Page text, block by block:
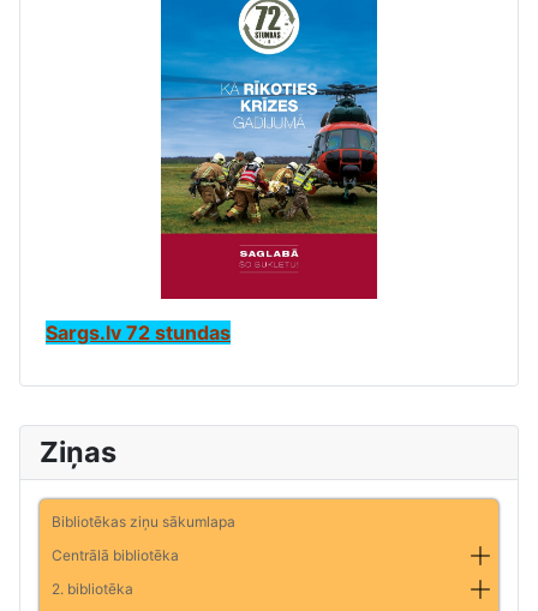
Ziņas
Bibliotēkas ziņu sākumlapa
Centrālā bibliotēka
2. bibliotēka
Sargs.lv 72 stundas